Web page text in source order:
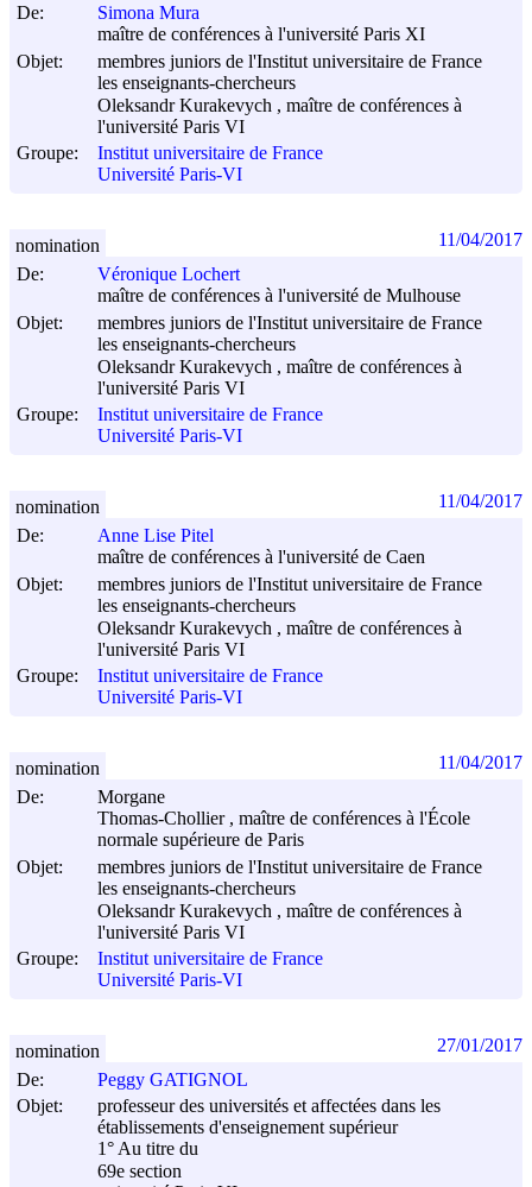
De:
Simona Mura
maître de conférences à l'université Paris XI
Objet:
membres juniors de l'Institut universitaire de France
les enseignants-chercheurs
Oleksandr Kurakevych , maître de conférences à
l'université Paris VI
Groupe:
Institut universitaire de France
Université Paris-VI
De:
Véronique Lochert
maître de conférences à l'université de Mulhouse
Objet:
membres juniors de l'Institut universitaire de France
les enseignants-chercheurs
Oleksandr Kurakevych , maître de conférences à
l'université Paris VI
Groupe:
Institut universitaire de France
Université Paris-VI
nomination 11/04/2017
De:
Anne Lise Pitel
maître de conférences à l'université de Caen
Objet:
membres juniors de l'Institut universitaire de France
les enseignants-chercheurs
Oleksandr Kurakevych , maître de conférences à
l'université Paris VI
Groupe:
Institut universitaire de France
Université Paris-VI
nomination 11/04/2017
De:
Morgane
Thomas-Chollier , maître de conférences à l'École
normale supérieure de Paris
Objet:
membres juniors de l'Institut universitaire de France
les enseignants-chercheurs
Oleksandr Kurakevych , maître de conférences à
l'université Paris VI
Groupe:
Institut universitaire de France
Université Paris-VI
nomination 11/04/2017
De:
Peggy GATIGNOL
Objet:
professeur des universités et affectées dans les
établissements d'enseignement supérieur
1° Au titre du
69e section
nomination 27/01/2017